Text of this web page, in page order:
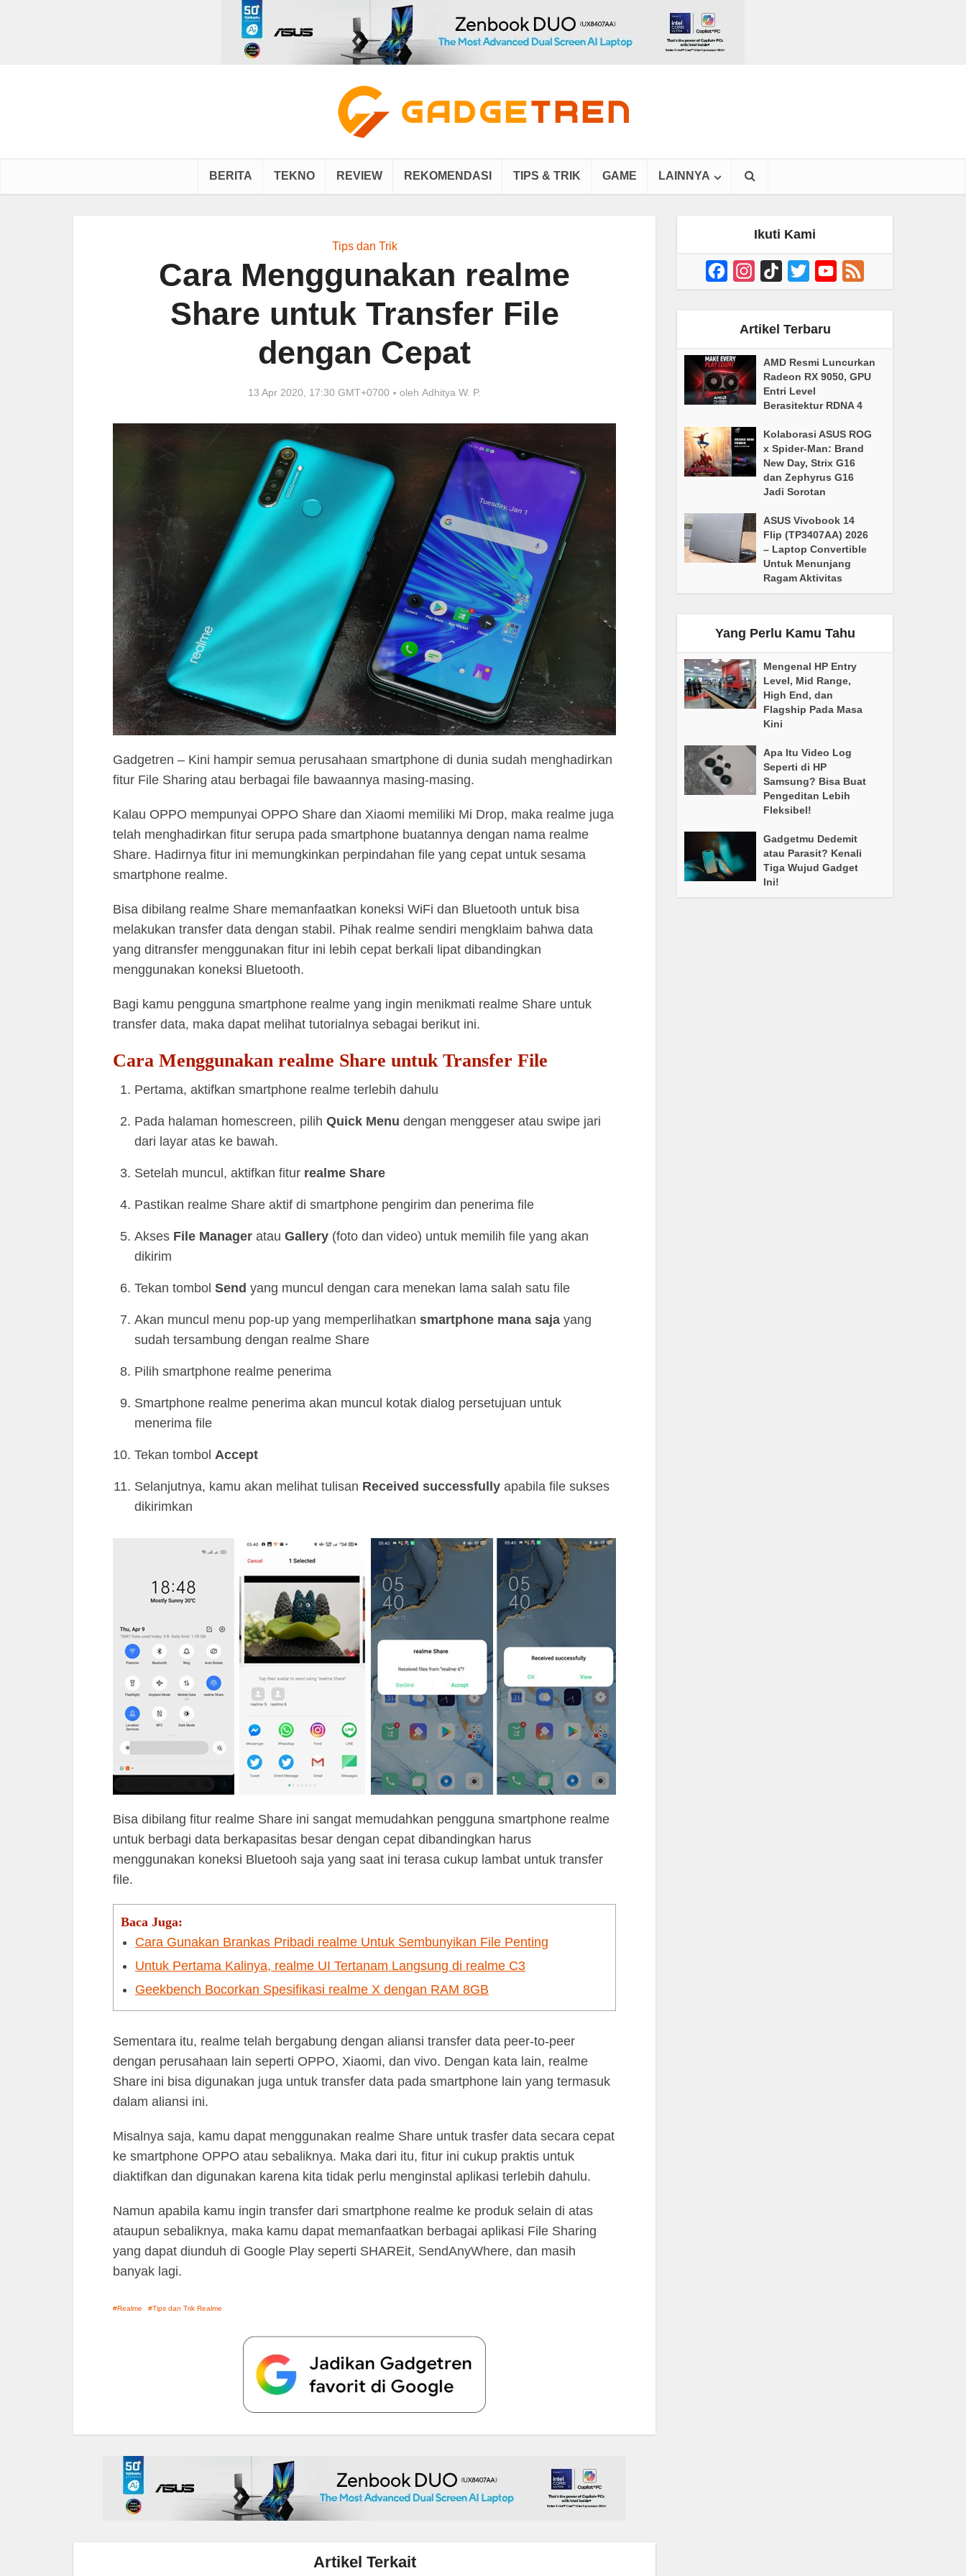
BERITA TEKNO REVIEW REKOMENDASI TIPS & TRIK GAME LAINNYA
Tips dan Trik
Cara Menggunakan realme
Share untuk Transfer File
dengan Cepat
13 Apr 2020, 17:30 GMT+0700 oleh Adhitya W. P.
Gadgetren – Kini hampir semua perusahaan smartphone di dunia sudah menghadirkan
fitur File Sharing atau berbagai file bawaannya masing-masing.
Kalau OPPO mempunyai OPPO Share dan Xiaomi memiliki Mi Drop, maka realme juga
telah menghadirkan fitur serupa pada smartphone buatannya dengan nama realme
Share. Hadirnya fitur ini memungkinkan perpindahan file yang cepat untuk sesama
smartphone realme.
Bisa dibilang realme Share memanfaatkan koneksi WiFi dan Bluetooth untuk bisa
melakukan transfer data dengan stabil. Pihak realme sendiri mengklaim bahwa data
yang ditransfer menggunakan fitur ini lebih cepat berkali lipat dibandingkan
menggunakan koneksi Bluetooth.
Bagi kamu pengguna smartphone realme yang ingin menikmati realme Share untuk
transfer data, maka dapat melihat tutorialnya sebagai berikut ini.
Cara Menggunakan realme Share untuk Transfer File
Pertama, aktifkan smartphone realme terlebih dahulu
Pada halaman homescreen, pilih Quick Menu dengan menggeser atau swipe jari
dari layar atas ke bawah.
Setelah muncul, aktifkan fitur realme Share
Pastikan realme Share aktif di smartphone pengirim dan penerima file
Akses File Manager atau Gallery (foto dan video) untuk memilih file yang akan
dikirim
Tekan tombol Send yang muncul dengan cara menekan lama salah satu file
Akan muncul menu pop-up yang memperlihatkan smartphone mana saja yang
sudah tersambung dengan realme Share
Pilih smartphone realme penerima
Smartphone realme penerima akan muncul kotak dialog persetujuan untuk
menerima file
Tekan tombol Accept
Selanjutnya, kamu akan melihat tulisan Received successfully apabila file sukses
dikirimkan
Bisa dibilang fitur realme Share ini sangat memudahkan pengguna smartphone realme
untuk berbagi data berkapasitas besar dengan cepat dibandingkan harus
menggunakan koneksi Bluetooh saja yang saat ini terasa cukup lambat untuk transfer
file.
Baca Juga:
Cara Gunakan Brankas Pribadi realme Untuk Sembunyikan File Penting
Untuk Pertama Kalinya, realme UI Tertanam Langsung di realme C3
Geekbench Bocorkan Spesifikasi realme X dengan RAM 8GB
Sementara itu, realme telah bergabung dengan aliansi transfer data peer-to-peer
dengan perusahaan lain seperti OPPO, Xiaomi, dan vivo. Dengan kata lain, realme
Share ini bisa digunakan juga untuk transfer data pada smartphone lain yang termasuk
dalam aliansi ini.
Misalnya saja, kamu dapat menggunakan realme Share untuk trasfer data secara cepat
ke smartphone OPPO atau sebaliknya. Maka dari itu, fitur ini cukup praktis untuk
diaktifkan dan digunakan karena kita tidak perlu menginstal aplikasi terlebih dahulu.
Namun apabila kamu ingin transfer dari smartphone realme ke produk selain di atas
ataupun sebaliknya, maka kamu dapat memanfaatkan berbagai aplikasi File Sharing
yang dapat diunduh di Google Play seperti SHAREit, SendAnyWhere, dan masih
banyak lagi.
Realme Tips dan Trik Realme
Artikel Terkait
Ikuti Kami
FacebookInstagram
TikTok Twitter YouTube
Channel
Artikel Terbaru
AMD Resmi Luncurkan
Radeon RX 9050, GPU
Entri Level
Berasitektur RDNA 4
Kolaborasi ASUS ROG
x Spider-Man: Brand
New Day, Strix G16
dan Zephyrus G16
Jadi Sorotan
ASUS Vivobook 14
Flip (TP3407AA) 2026
– Laptop Convertible
Untuk Menunjang
Ragam Aktivitas
Yang Perlu Kamu Tahu
Mengenal HP Entry
Level, Mid Range,
High End, dan
Flagship Pada Masa
Kini
Apa Itu Video Log
Seperti di HP
Samsung? Bisa Buat
Pengeditan Lebih
Fleksibel!
Gadgetmu Dedemit
atau Parasit? Kenali
Tiga Wujud Gadget
Ini!